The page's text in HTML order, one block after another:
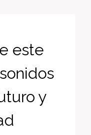
este
y